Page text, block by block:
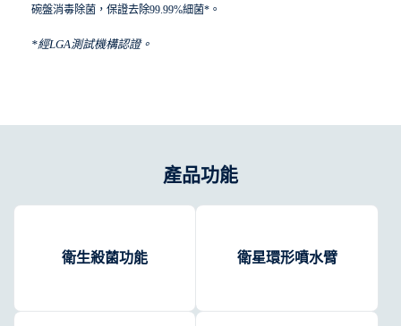
碗盤消毒除菌，保證去除99.99%細菌*。
*經LGA測試機構認證。
產品功能
衛生殺菌功能 衛星環形噴水臂